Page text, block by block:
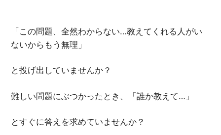
「この問題、全然わからない…教えてくれる人がい
ないからもう無理」
と投げ出していませんか？
難しい問題にぶつかったとき、「誰か教えて…」
とすぐに答えを求めていませんか？